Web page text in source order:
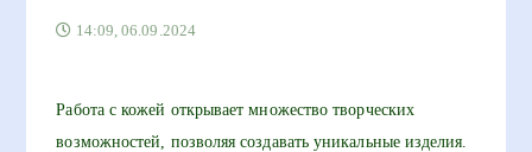
14:09, 06.09.2024
Работа с кожей открывает множество творческих
возможностей, позволяя создавать уникальные изделия.